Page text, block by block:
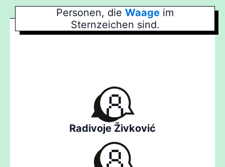
Personen, die Waage im
Sternzeichen sind.
Radivoje Živković